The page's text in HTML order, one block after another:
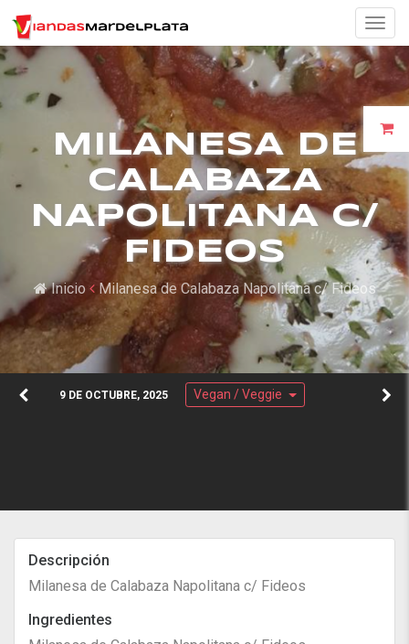
MILANESA DE
CALABAZA
NAPOLITANA C/
FIDEOS
Inicio Milanesa de Calabaza Napolitana c/ Fideos
9 DE OCTUBRE, 2025 Vegan / Veggie
Descripción
Milanesa de Calabaza Napolitana c/ Fideos
Ingredientes